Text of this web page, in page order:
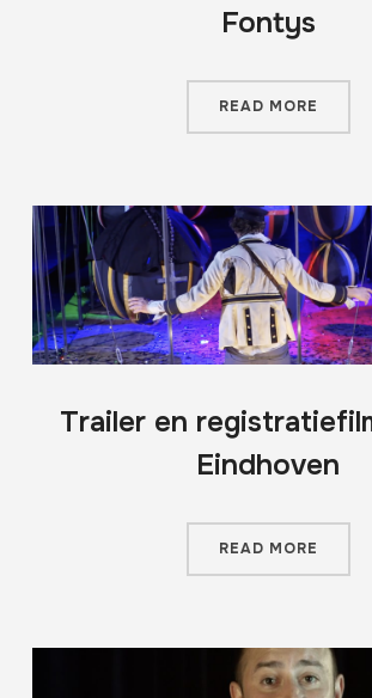
Fontys
READ MORE
Trailer en
Eindhoven
READ MORE